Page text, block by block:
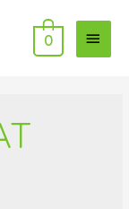
MAIN
0